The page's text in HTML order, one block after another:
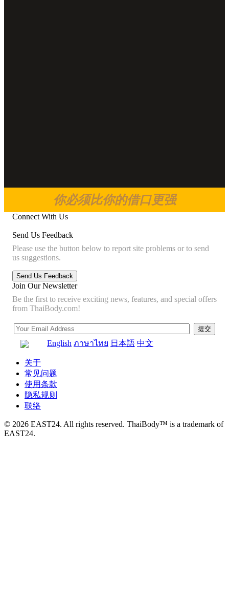
你必须比你的借口更强
Connect With Us
Send Us Feedback
Please use the button below to report site problems or to send
us suggestions.
Join Our Newsletter
Be the first to receive exciting news, features, and special offers
from ThaiBody.com!
English ภาษาไทย 日本語 中文
关于
常见问题
使用条款
隐私规则
联络
© 2026 EAST24. All rights reserved. ThaiBody™ is a trademark of
EAST24.